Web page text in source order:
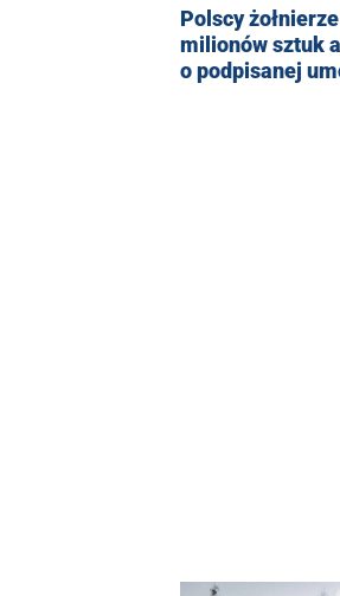
Polscy
milionów sztuk
o podpisanej